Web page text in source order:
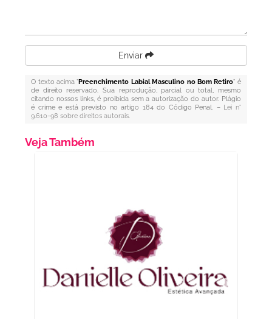
Enviar
O texto acima "Preenchimento Labial Masculino no Bom Retiro" é
de direito reservado. Sua reprodução, parcial ou total, mesmo
citando nossos links, é proibida sem a autorização do autor. Plágio
é crime e está previsto no artigo 184 do Código Penal. – Lei n°
9.610-98 sobre direitos autorais.
Veja Também